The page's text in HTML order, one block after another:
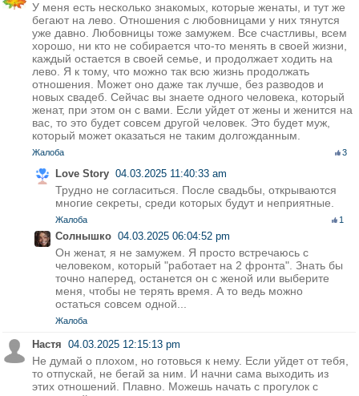
У меня есть несколько знакомых, которые женаты, и тут же
бегают на лево. Отношения с любовницами у них тянутся
уже давно. Любовницы тоже замужем. Все счастливы, всем
хорошо, ни кто не собирается что-то менять в своей жизни,
каждый остается в своей семье, и продолжает ходить на
лево. Я к тому, что можно так всю жизнь продолжать
отношения. Может оно даже так лучше, без разводов и
новых свадеб. Сейчас вы знаете одного человека, который
женат, при этом он с вами. Если уйдет от жены и женится на
вас, то это будет совсем другой человек. Это будет муж,
который может оказаться не таким долгожданным.
Жалоба 3
Love Story 04.03.2025 11:40:33 am
Трудно не согласиться. После свадьбы, открываются
многие секреты, среди которых будут и неприятные.
Жалоба 1
Солнышко 04.03.2025 06:04:52 pm
Он женат, я не замужем. Я просто встречаюсь с
человеком, который "работает на 2 фронта". Знать бы
точно наперед, останется он с женой или выберите
меня, чтобы не терять время. А то ведь можно
остаться совсем одной...
Жалоба
Настя 04.03.2025 12:15:13 pm
Не думай о плохом, но готовься к нему. Если уйдет от тебя,
то отпускай, не бегай за ним. И начни сама выходить из
этих отношений. Плавно. Можешь начать с прогулок с